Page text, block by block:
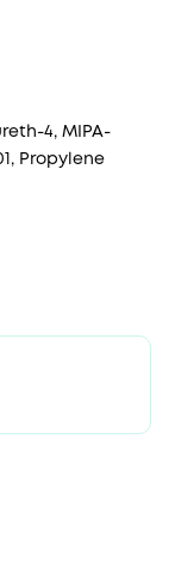
4, MIPA-
Propylene